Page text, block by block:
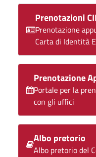
Prenotazioni
Prenotazione
Carta di Identità
Prenotazione
Portale per la
con gli uffici
Albo pretorio
Albo pretorio del